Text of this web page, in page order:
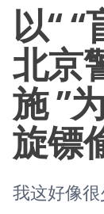
以“
北京
施 ”
旋镖
我这好像